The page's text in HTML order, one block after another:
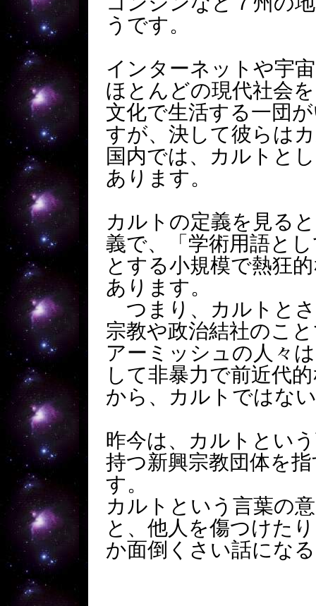
うです。
インターネットや宇
ほとんどの現代社会
文化で生活する一団
すが、決して彼らは
国内では、カルトと
あります。
カルトの定義を見る
義で、「学術用語と
とする小規模で熱狂
あります。
つまり、カルトと
宗教や政治結社のこ
アーミッシュの人々
して非暴力で前近代
から、カルトではな
昨今は、カルトとい
持つ新興宗教団体を
す。
カルトという言葉の
と、他人を傷つけた
か面倒くさい話にな